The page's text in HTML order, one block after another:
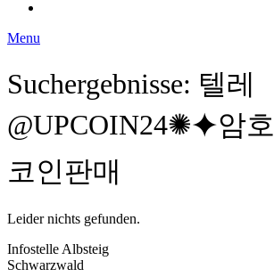
Menu
Suchergebnisse: 텔레
@UPCOIN24✺⯌암
코인판매
Leider nichts gefunden.
Infostelle Albsteig
Schwarzwald